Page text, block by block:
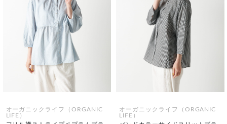
オーガニックライフ（ORGANIC
LIFE）
オーガニックライフ（ORGANIC
LIFE）